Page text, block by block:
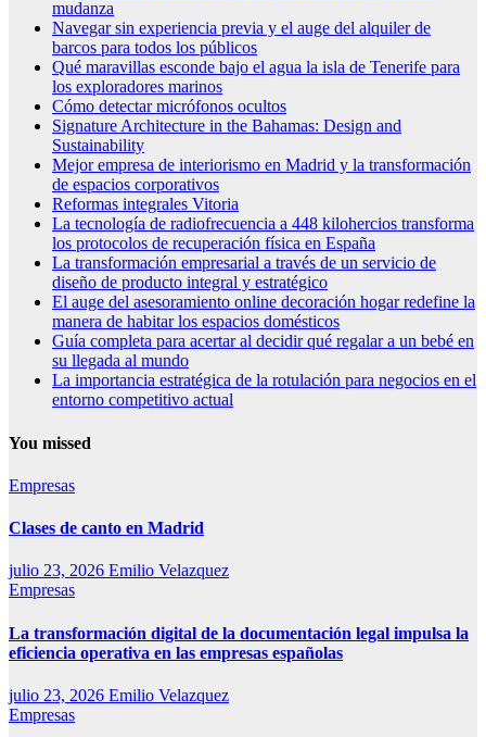
mudanza
Navegar sin experiencia previa y el auge del alquiler de
barcos para todos los públicos
Qué maravillas esconde bajo el agua la isla de Tenerife para
los exploradores marinos
Cómo detectar micrófonos ocultos
Signature Architecture in the Bahamas: Design and
Sustainability
Mejor empresa de interiorismo en Madrid y la transformación
de espacios corporativos
Reformas integrales Vitoria
La tecnología de radiofrecuencia a 448 kilohercios transforma
los protocolos de recuperación física en España
La transformación empresarial a través de un servicio de
diseño de producto integral y estratégico
El auge del asesoramiento online decoración hogar redefine la
manera de habitar los espacios domésticos
Guía completa para acertar al decidir qué regalar a un bebé en
su llegada al mundo
La importancia estratégica de la rotulación para negocios en el
entorno competitivo actual
You missed
Empresas
Clases de canto en Madrid
julio 23, 2026 Emilio Velazquez
Empresas
La transformación digital de la documentación legal impulsa la
eficiencia operativa en las empresas españolas
julio 23, 2026 Emilio Velazquez
Empresas